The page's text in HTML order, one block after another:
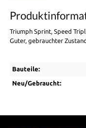
Triumph Sprint, Speed
Guter, gebrauchter Zustand
Bauteile:
Neu/Gebraucht: